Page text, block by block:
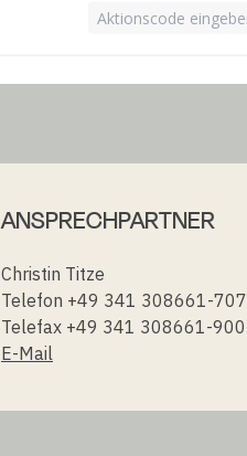
Aktionscode eingeben
ANSPRECHPARTNER
Christin Titze
Telefon +49 341 308661-707
Telefax +49 341 308661-900
E-Mail